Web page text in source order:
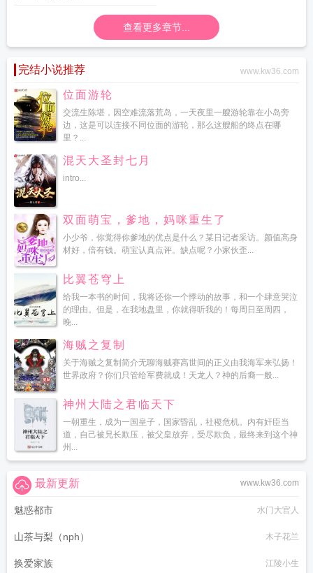
查看更多章节...
完结小说推荐 www.kw36.com
位面游轮
交流生陈堪，因空难流落荒岛，一天夜里一艘游轮靠在小岛旁
边，这是可以连接不同位面的游轮，那么这艘船的终点在哪
里？...
混天大圣封七月
intro...
双面萌宝，爹地，妈咪重生了
小少爷，你觉得你爹地的优点是什么？某日记者采访。颜值高身
材好，倍有钱。萌宝认真点评。缺点呢？小家伙歪...
比翼苍穹上
给我一本书的时间，我将还你一个悸动的故事，和一个肆意哭泣
的理由。但是，在我地盘里，你就得听我的！每周日至周四，
晚...
海贼之复制
关于海贼之复制简介无聊海贼赛高世间的正义由我海军来弘扬！
世界政府？你们只管给军费就成！天龙人？神的后裔一般...
神州大陆之君临天下
一朝重生，成为一国皇子，国家昏乱，社稷危机。内有奸臣当
道，自己被兄长欺压，被父皇放弃，受尽欺负，最终来到这个神
州...
www.kw36.com
最新更新
魅惑都市 水门大官人
山茶与梨（nph） 木子花兰
换爱家族 江陵小生